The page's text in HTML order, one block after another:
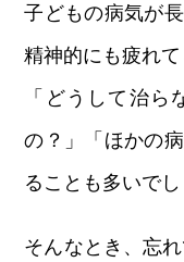
子どもの病気が
精神的にも疲れて
「どうして治ら
の？」「ほかの
ることも多いでし
そんなとき、忘